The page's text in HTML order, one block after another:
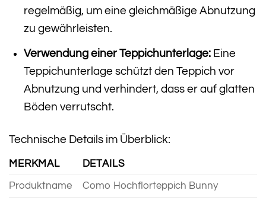
regelmäßig, um eine gleichmäßige Abnutzung
zu gewährleisten.
Verwendung einer Teppichunterlage:Eine
Teppichunterlage schützt den Teppich vor
Abnutzung und verhindert, dass er auf glatten
Böden verrutscht.
Technische Details im Überblick:
MERKMAL DETAILS
Produktname Como Hochflorteppich Bunny